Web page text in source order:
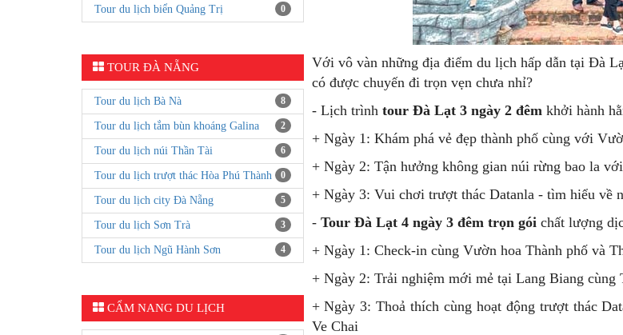
Với vô vàn những địa điểm du lịch hấp dẫn tại Đà
có được chuyến đi trọn vẹn chưa nhỉ?
- Lịch trình tour Đà Lạt 3 ngày 2 đêmkhởi hành
+ Ngày 1: Khám phá vẻ đẹp thành phố cùng với
+ Ngày 2: Tận hưởng không gian núi rừng bao la
+ Ngày 3: Vui chơi trượt thác Datanla - tìm hiểu về
- Tour Đà Lạt 4 ngày 3 đêm trọn góichất lượng
+ Ngày 1: Check-in cùng Vườn hoa Thành phố và
+ Ngày 2: Trải nghiệm mới mẻ tại Lang Biang cùng
+ Ngày 3: Thoả thích cùng hoạt động trượt thác
Ve Chai
Tour du lịch biển Quảng Trị 0
TOUR ĐÀ NẴNG
Tour du lịch Bà Nà 8
Tour du lịch tắm bùn khoáng Galina 2
Tour du lịch núi Thần Tài 6
Tour du lịch trượt thác Hòa Phú Thành 0
Tour du lịch city Đà Nẵng 5
Tour du lịch Sơn Trà 3
Tour du lịch Ngũ Hành Sơn 4
CẨM NANG DU LỊCH